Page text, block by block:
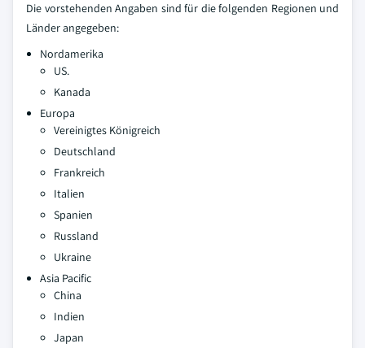
Die vorstehenden Angaben sind für die folgenden Regionen und
Länder angegeben:
Nordamerika
US.
Kanada
Europa
Vereinigtes Königreich
Deutschland
Frankreich
Italien
Spanien
Russland
Ukraine
Asia Pacific
China
Indien
Japan